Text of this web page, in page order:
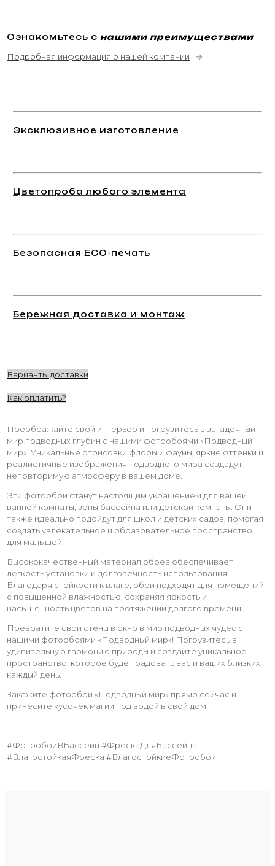
Ознакомьтесь с нашими преимуществами
Подробная информация о нашей компании →
Эксклюзивное изготовление
Цветопроба любого элемента
Безопасная ECO-печать
Бережная доставка и монтаж
Варианты доставки
Как оплатить?
Преображайте свой интерьер и погрузитесь в загадочный
мир подводных глубин с нашими фотообоями «Подводный
мир»! Уникальные отрисовки флоры и фауны, яркие оттенки и
реалистичные изображения подводного мира создадут
неповторимую атмосферу в вашем доме.
Эти фотообои станут настоящим украшением для вашей
ванной комнаты, зоны бассейна или детской комнаты. Они
также идеально подойдут для школ и детских садов, помогая
создать увлекательное и образовательное пространство
для малышей.
Высококачественный материал обоев обеспечивает
легкость установки и долговечность использования.
Благодаря стойкости к влаге, обои подходят для помещений
с повышенной влажностью, сохраняя яркость и
насыщенность цветов на протяжении долгого времени.
Превратите свои стены в окно в мир подводных чудес с
нашими фотообоями «Подводный мир»! Погрузитесь в
удивительную гармонию природы и создайте уникальное
пространство, которое будет радовать вас и ваших близких
каждый день.
Закажите фотообои «Подводный мир» прямо сейчас и
принесите кусочек магии под водой в свой дом!
#ФотообоиВБассейн #ФрескаДляБассейна
#ВлагостойкаяФреска #ВлагостойкиеФотообои